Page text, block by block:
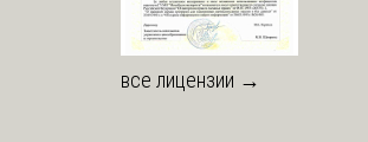
все лицензии →